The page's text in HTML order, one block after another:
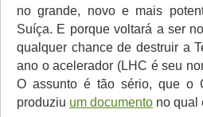
no grande, novo e mais
Suíça. E porque voltará a ser
qualquer chance de destruir a
ano o acelerador (LHC é seu
O assunto é tão sério, que o
produziu um documento no qual